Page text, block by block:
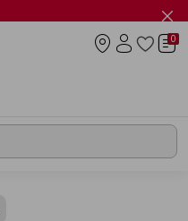
le
info
0